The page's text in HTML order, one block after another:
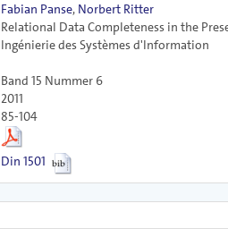
Fabian Panse, Norbert Ritter
Relational Data Completeness in the
Ingénierie des Systèmes d'Information
Band 15 Nummer 6
2011
85-104
Din 1501